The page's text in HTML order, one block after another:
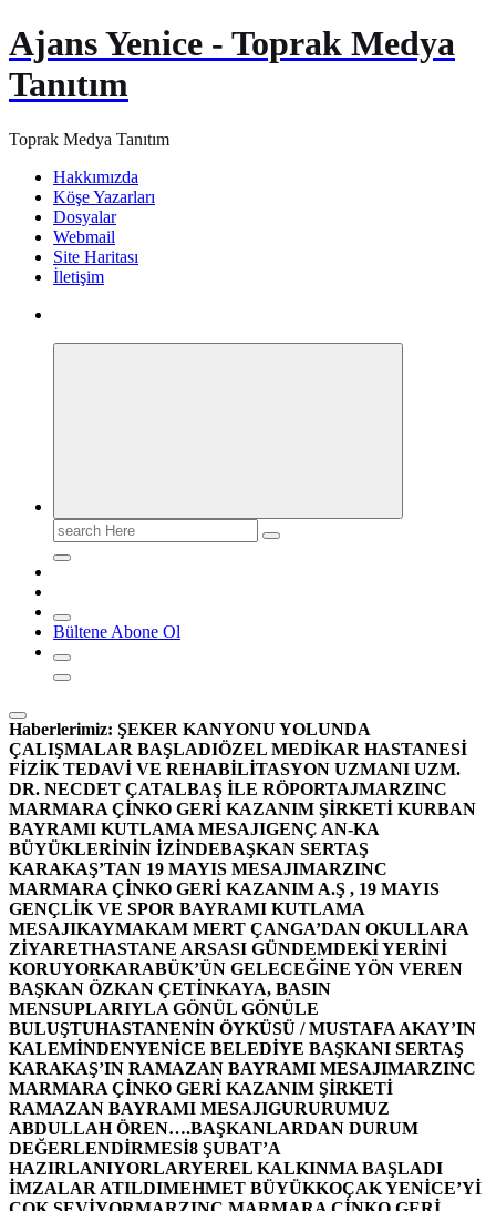
Ajans Yenice - Toprak Medya
Tanıtım
Toprak Medya Tanıtım
Hakkımızda
Köşe Yazarları
Dosyalar
Webmail
Site Haritası
İletişim
Search
for:
Bültene Abone Ol
Haberlerimiz: ŞEKER KANYONU YOLUNDA
ÇALIŞMALAR BAŞLADIÖZEL MEDİKAR HASTANESİ
FİZİK TEDAVİ VE REHABİLİTASYON UZMANI UZM.
DR. NECDET ÇATALBAŞ İLE RÖPORTAJMARZINC
MARMARA ÇİNKO GERİ KAZANIM ŞİRKETİ KURBAN
BAYRAMI KUTLAMA MESAJIGENÇ AN-KA
BÜYÜKLERİNİN İZİNDEBAŞKAN SERTAŞ
KARAKAŞ’TAN 19 MAYIS MESAJIMARZINC
MARMARA ÇİNKO GERİ KAZANIM A.Ş , 19 MAYIS
GENÇLİK VE SPOR BAYRAMI KUTLAMA
MESAJIKAYMAKAM MERT ÇANGA’DAN OKULLARA
ZİYARETHASTANE ARSASI GÜNDEMDEKİ YERİNİ
KORUYORKARABÜK’ÜN GELECEĞİNE YÖN VEREN
BAŞKAN ÖZKAN ÇETİNKAYA, BASIN
MENSUPLARIYLA GÖNÜL GÖNÜLE
BULUŞTUHASTANENİN ÖYKÜSÜ / MUSTAFA AKAY’IN
KALEMİNDENYENİCE BELEDİYE BAŞKANI SERTAŞ
KARAKAŞ’IN RAMAZAN BAYRAMI MESAJIMARZINC
MARMARA ÇİNKO GERİ KAZANIM ŞİRKETİ
RAMAZAN BAYRAMI MESAJIGURURUMUZ
ABDULLAH ÖREN….BAŞKANLARDAN DURUM
DEĞERLENDİRMESİ8 ŞUBAT’A
HAZIRLANIYORLARYEREL KALKINMA BAŞLADI
İMZALAR ATILDIMEHMET BÜYÜKKOÇAK YENİCE’Yİ